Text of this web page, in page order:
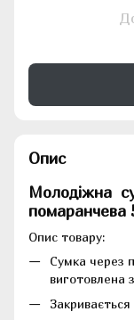
Опис
Молодіжна
помаранчева
Опис товару:
Сумка через
виготовлена